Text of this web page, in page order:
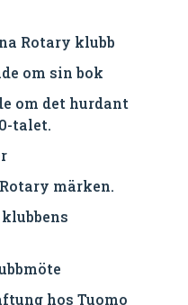
Rotary klubb
om sin bok
om det hurdant
talet.
märken.
hos Tuomo